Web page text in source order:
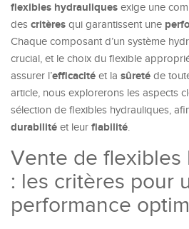
flexibles hydrauliques exige une
des critères qui garantissent une
Chaque composant d’un système
crucial, et le choix du flexible
assurer l’efficacité et la sûreté de
article, nous explorerons les aspects
sélection de flexibles hydrauliques,
durabilité et leur fiabilité.
Vente de flexibles
: les critères pour
performance